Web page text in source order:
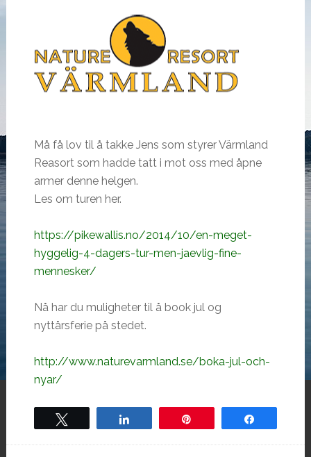
Må få lov til å takke Jens som styrer Värmland
Reasort som hadde tatt i mot oss med åpne
armer denne helgen.
Les om turen her.
https://pikewallis.no/2014/10/en-meget-
hyggelig-4-dagers-tur-men-jaevlig-fine-
mennesker/
Nå har du muligheter til å book jul og
nyttårsferie på stedet.
http://www.naturevarmland.se/boka-jul-och-
nyar/